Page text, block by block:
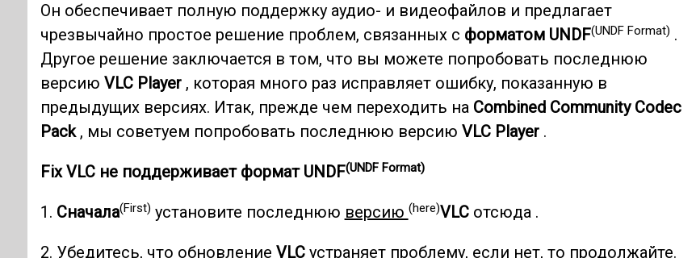
Он обеспечивает полную поддержку аудио- и видеофайлов и предлагает
чрезвычайно простое решение проблем, связанных с форматом UNDF(UNDF Format) .
Другое решение заключается в том, что вы можете попробовать последнюю
версию VLC Player, которая много раз исправляет ошибку, показанную в
предыдущих версиях. Итак, прежде чем переходить на Combined Community Codec
Pack, мы советуем попробовать последнюю версию VLC Player.
Fix VLCне поддерживает формат UNDF(UNDF Format)
1. Сначала(First) установите последнюю версию (here)VLCотсюда .
2. Убедитесь, что обновление VLCустраняет проблему, если нет, то продолжайте.